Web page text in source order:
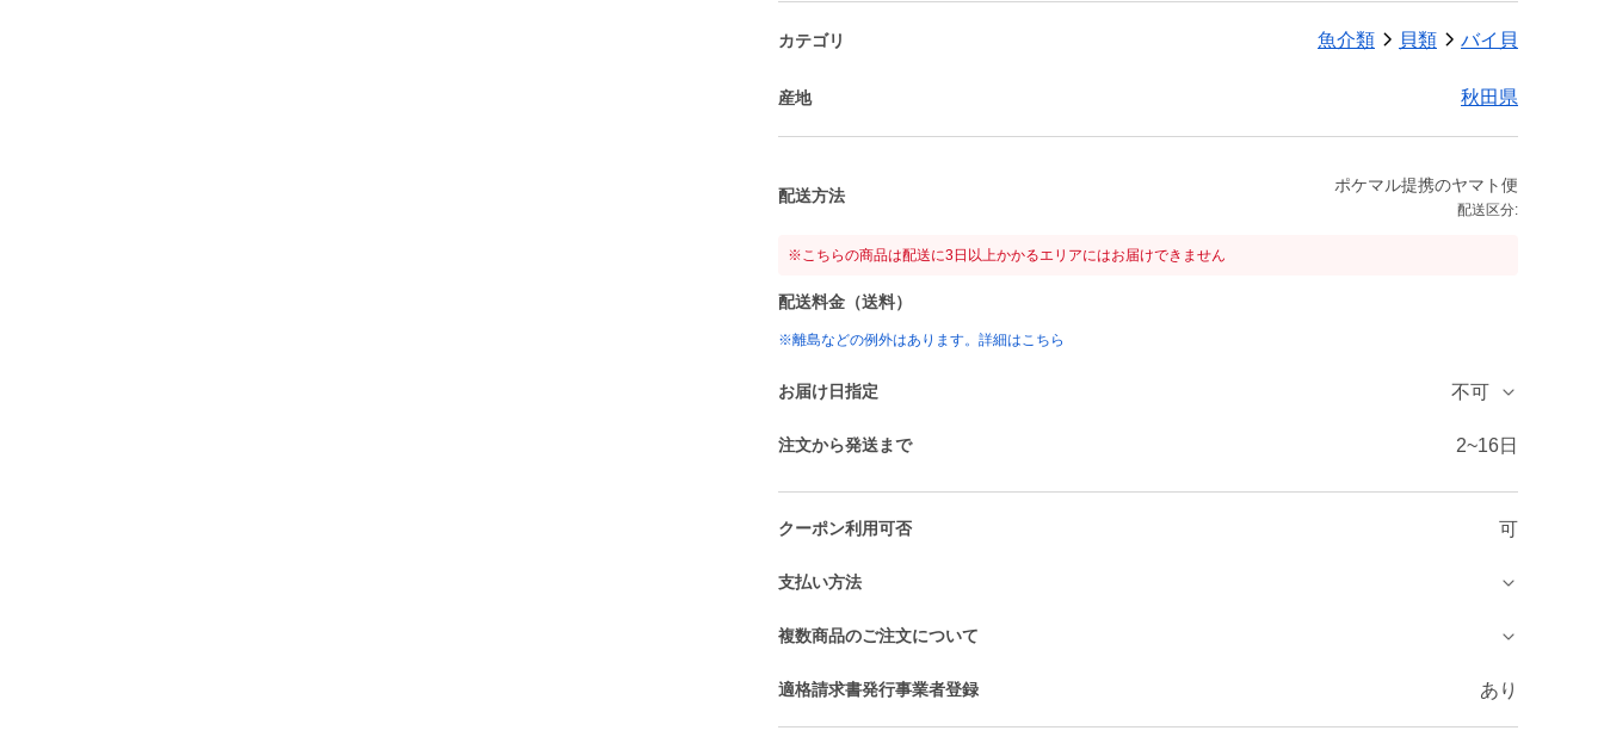
カテゴリ 魚介類 貝類 バイ貝
産地 秋田県
配送方法
ポケマル提携のヤマト便
配送区分:
※こちらの商品は配送に3日以上かかるエリアにはお届けできません
配送料金（送料）
※離島などの例外はあります。詳細はこちら
お届け日指定 不可
注文から発送まで 2~16日
クーポン利用可否 可
支払い方法
複数商品のご注文について
適格請求書発行事業者登録 あり